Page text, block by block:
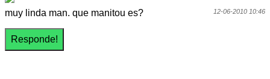
12-06-2010 10:46
muy linda man. que manitou es?